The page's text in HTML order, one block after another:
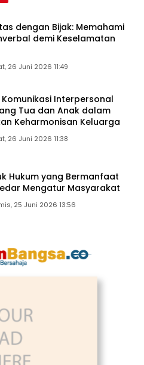
dengan Bijak: Memahami
demi Keselamatan
26 Juni 2026 11:49
Interpersonal
Tua dan Anak dalam
Keharmonisan Keluarga
26 Juni 2026 11:38
Hukum yang Bermanfaat
Mengatur Masyarakat
25 Juni 2026 13:56